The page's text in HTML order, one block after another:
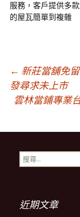
服務，客戶提供多
的屋瓦簡單到複雜
文
章
導
覽
列
← 新莊當舖免
發尋求未上市
雲林當鋪專業
搜
尋
近期文章